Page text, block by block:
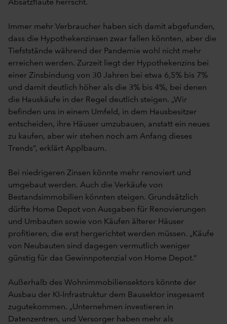
Absatzflaute herrscht.
Immer mehr Verbraucher haben sich damit abgefunden,
dass die Hypothekenzinsen zwar fallen könnten, aber die
Tiefststände während der Pandemie wohl nicht mehr
erreichen werden. Zurzeit liegt der Hypothekenzins bei
einer Zinsbindung von 30 Jahren bei etwa 6,5% bis 7%
und damit deutlich höher als die 3% bis 4%, bei denen
die Hauskäufe in der Regel deutlich steigen. „Wir
befinden uns in einem Umfeld, in dem Hausbesitzer
entscheiden, ihre Häuser umzubauen, anstatt ein neues
zu kaufen, aber wir stehen noch am Anfang dieses
Trends“, erklärt Applbaum.
Bei niedrigeren Zinsen könnte mehr renoviert und
umgebaut werden. Auch die Verkäufe von
Bestandsimmobilien könnten steigen. Grundsätzlich
dürfte Home Depot von Ausgaben für Renovierungen
und Umbauten sowie von Käufen älterer Häuser
profitieren, die erst hergerichtet werden müssen. „Käufe
von Neubauten sind dagegen vermutlich weniger
günstig für das Gewinnpotenzial von Home Depot.“
Außerhalb des Wohnimmobiliensektors könnte der
Ausbau der KI-Infrastruktur dem Bausektor insgesamt
zugutekommen. „Unternehmen investieren in
Datenzentren, und Versorger haben mehr als